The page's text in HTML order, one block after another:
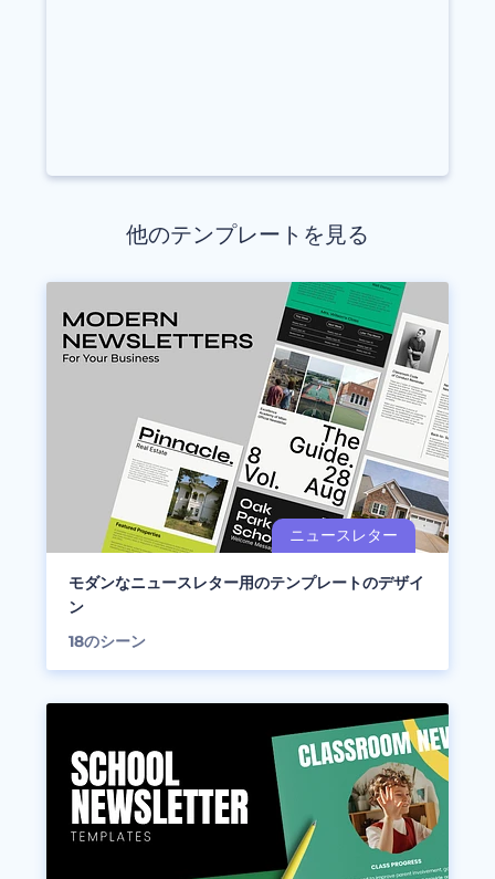
他のテンプレートを見る
モダンなニュースレター用のテンプレートのデザイ
ン
18のシーン